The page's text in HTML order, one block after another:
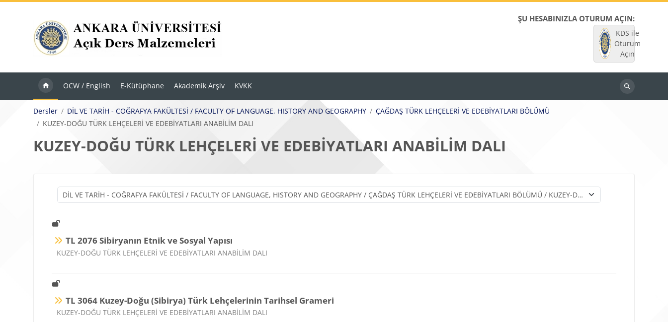
ŞU HESABINIZLA OTURUM AÇIN:
KDS ile
Oturum
Açın
OCW / English E-Kütüphane Akademik Arşiv KVKK
Dersleri
Dersler DİL VE TARİH - COĞRAFYA FAKÜLTESİ / FACULTY OF LANGUAGE, HISTORY AND GEOGRAPHY
ÇAĞDAŞ TÜRK LEHÇELERİ VE EDEBİYATLARI BÖLÜMÜ
KUZEY-DOĞU TÜRK LEHÇELERİ VE EDEBİYATLARI ANABİLİM DALI
KUZEY-DOĞU TÜRK LEHÇELERİ VE EDEBİYATLARI ANABİLİM DALI
Ders Kategorileri
TL 2076 Sibiryanın Etnik ve Sosyal Yapısı
Ders kategorisi
KUZEY-DOĞU TÜRK LEHÇELERİ VE EDEBİYATLARI ANABİLİM DALI
TL 3064 Kuzey-Doğu (Sibirya) Türk Lehçelerinin Tarihsel Grameri
Ders kategorisi
KUZEY-DOĞU TÜRK LEHÇELERİ VE EDEBİYATLARI ANABİLİM DALI